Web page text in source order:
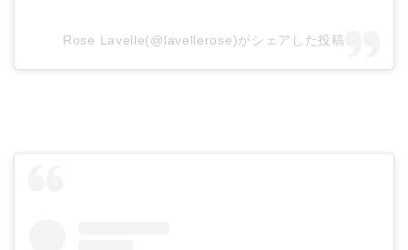
Rose Lavelle(@lavellerose)がシェアした投稿